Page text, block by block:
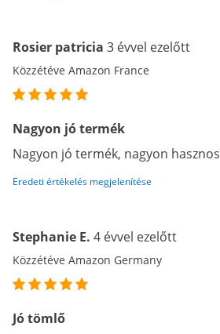
Rosier patricia 3 évvel ezelőtt
Közzétéve Amazon France
Nagyon jó termék
Nagyon jó termék, nagyon hasznos
Eredeti értékelés megjelenítése
Stephanie E. 4 évvel ezelőtt
Közzétéve Amazon Germany
Jó tömlő